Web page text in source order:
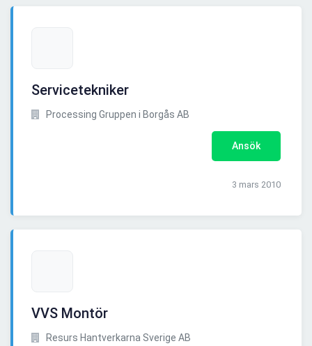
Servicetekniker
Processing Gruppen i Borgås AB
Ansök
3 mars 2010
VVS Montör
Resurs Hantverkarna Sverige AB